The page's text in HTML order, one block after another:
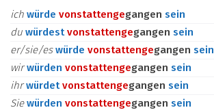
ich würde vonstattengegangen sein
du würdestvonstattengegangen sein
er/sie/eswürde vonstattengegangen sein
wirwürden vonstattengegangen sein
ihrwürdetvonstattengegangen sein
Siewürden vonstattengegangen sein